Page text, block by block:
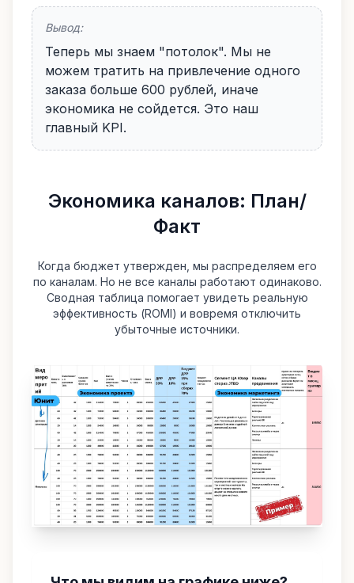
Вывод:
Теперь мы знаем "потолок". Мы не
можем тратить на привлечение одного
заказа больше 600 рублей, иначе
экономика не сойдется. Это наш
главный KPI.
Экономика каналов: План/
Факт
Когда бюджет утвержден, мы распределяем его
по каналам. Но не все каналы работают одинаково.
Сводная таблица помогает увидеть реальную
эффективность (ROMI) и вовремя отключить
убыточные источники.